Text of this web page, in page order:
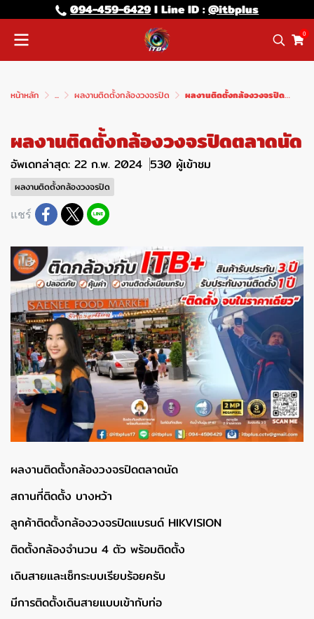
094-459-6429l Line lD :@itbplus
0
หน้าหลัก ... ผลงานติดตั้งกล้องวงจรปิด ผลงานติดตั้งกล้องวงจรปิดตลาดนัด
ผลงานติดตั้งกล้องวงจรปิดตลาดนัด
อัพเดทล่าสุด: 22 ก.พ. 2024 530 ผู้เข้าชม
ผลงานติดตั้งกล้องวงจรปิด
แชร์
ผลงานติดตั้งกล้องวงจรปิดตลาดนัด
สถานที่ติดตั้ง บางหว้า
ลูกค้าติดตั้งกล้องวงจรปิดแบรนด์ HIKVISION
ติดตั้งกล้องจำนวน 4 ตัว พร้อมติดตั้ง
เดินสายและเซ็ทระบบเรียบร้อยครับ
มีการติดตั้งเดินสายแบบเข้ากับท่อ